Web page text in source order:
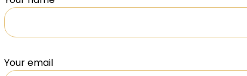
habían cometido un error.
Los equipos que funcionan mal y donde la seguridad
con los superiores.
Your email